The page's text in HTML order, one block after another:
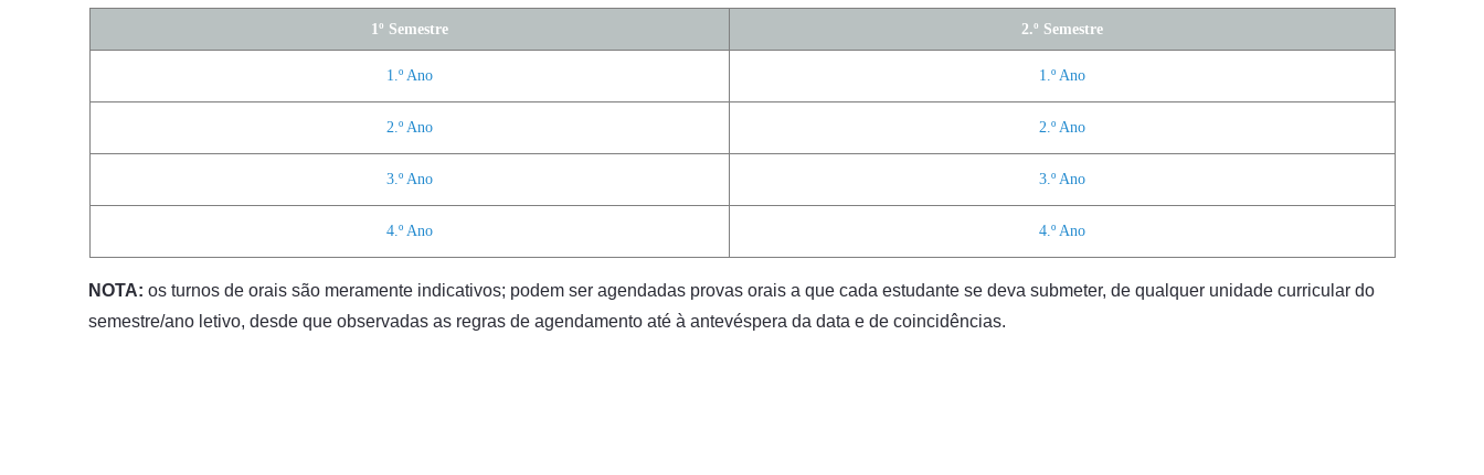
1º Semestre 2.º Semestre
1.º Ano 1.º Ano
2.º Ano 2.º Ano
3.º Ano 3.º Ano
4.º Ano 4.º Ano
NOTA:os turnos de orais são meramente indicativos; podem ser agendadas provas orais a que cada estudante se deva submeter, de qualquer unidade curricular do
semestre/ano letivo, desde que observadas as regras de agendamento até à antevéspera da data e de coincidências.